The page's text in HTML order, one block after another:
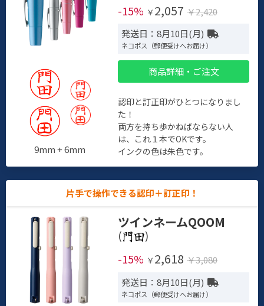
9mm + 6mm
-15% ￥ 2,057 ￥2,420
発送日：8月10日(月)
ネコポス（郵便受けへお届け）
商品詳細・ご注文
認印と訂正印がひとつになりまし
た！
両方を持ち歩かねばならない人
は、これ１本でOKです。
インクの色は朱色です。
片手で操作できる認印＋訂正印！
ツインネームQOOM
(
)
-15% ￥ 2,618 ￥3,080
発送日：8月10日(月)
ネコポス（郵便受けへお届け）